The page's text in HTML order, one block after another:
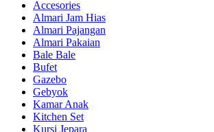
Accesories
Almari Jam Hias
Almari Pajangan
Almari Pakaian
Bale Bale
Bufet
Gazebo
Gebyok
Kamar Anak
Kitchen Set
Kursi Jepara